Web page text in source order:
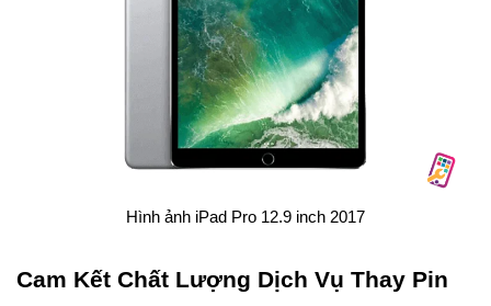
Hình ảnh iPad Pro 12.9 inch 2017
Cam Kết Chất Lượng Dịch Vụ Thay Pin